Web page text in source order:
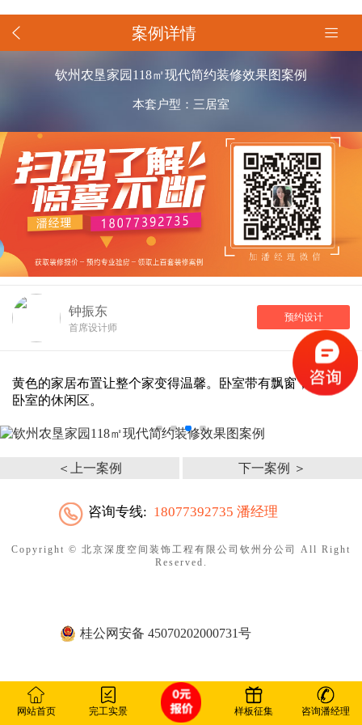
案例详情
钦州农垦家园118㎡现代简约装修效果图案例
本套户型：三居室
钟振东
首席设计师
预约设计
黄色的家居布置让整个家变得温馨。卧室带有飘窗，增加了
卧室的休闲区。
＜上一案例 下一案例 ＞
咨询专线: 18077392735 潘经理
Copyright © 北京深度空间装饰工程有限公司钦州分公司 All Right
Reserved.
桂公网安备 45070202000731号
网站首页 完工实景 样板征集 咨询潘经理